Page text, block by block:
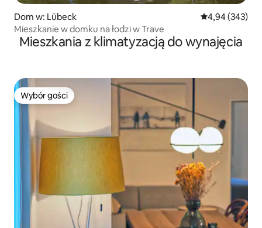
Dom w: Lübeck Średnia
4,94 (343)
Mieszkanie w domku na łodzi w Trave
Mieszkania z klimatyzacją do wynajęcia
Wybór gości
Wybór gości